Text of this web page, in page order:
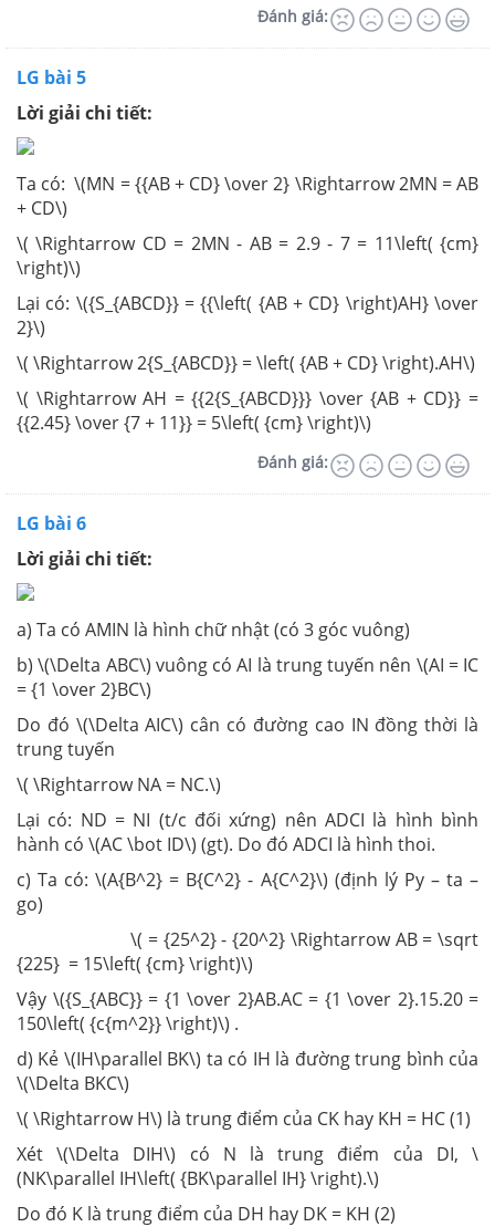
Đánh giá:
LG bài 5
Lời giải chi tiết:
Ta có: \(MN = {{AB + CD} \over 2} \Rightarrow 2MN = AB
+ CD\)
\( \Rightarrow CD = 2MN - AB = 2.9 - 7 = 11\left( {cm}
\right)\)
Lại có: \({S_{ABCD}} = {{\left( {AB + CD} \right)AH} \over
2}\)
\( \Rightarrow 2{S_{ABCD}} = \left( {AB + CD} \right).AH\)
\( \Rightarrow AH = {{2{S_{ABCD}}} \over {AB + CD}} =
{{2.45} \over {7 + 11}} = 5\left( {cm} \right)\)
Đánh giá:
LG bài 6
Lời giải chi tiết:
a) Ta có AMIN là hình chữ nhật (có 3 góc vuông)
b) \(\Delta ABC\) vuông có AI là trung tuyến nên \(AI = IC
= {1 \over 2}BC\)
Do đó \(\Delta AIC\) cân có đường cao IN đồng thời là
trung tuyến
\( \Rightarrow NA = NC.\)
Lại có: ND = NI (t/c đối xứng) nên ADCI là hình bình
hành có \(AC \bot ID\) (gt). Do đó ADCI là hình thoi.
c) Ta có: \(A{B^2} = B{C^2} - A{C^2}\) (định lý Py – ta –
go)
\( = {25^2} - {20^2} \Rightarrow AB = \sqrt
{225} = 15\left( {cm} \right)\)
Vậy \({S_{ABC}} = {1 \over 2}AB.AC = {1 \over 2}.15.20 =
150\left( {c{m^2}} \right)\) .
d) Kẻ \(IH\parallel BK\) ta có IH là đường trung bình của
\(\Delta BKC\)
\( \Rightarrow H\) là trung điểm của CK hay KH = HC (1)
Xét \(\Delta DIH\) có N là trung điểm của DI, \
(NK\parallel IH\left( {BK\parallel IH} \right).\)
Do đó K là trung điểm của DH hay DK = KH (2)